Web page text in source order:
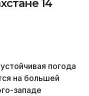
14
погода
на большей
западе